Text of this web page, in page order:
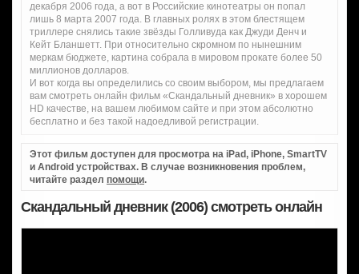
декабря 2006 года, а вот в Российские кинотеатры он попал
лишь 8 марта 2007 года. В главных ролях в этом блестящем
триллере снялись такие звёзды Голливуда как Джуди Денч и
Кейт Бланшетт. При относительно скромном по нынешним
меркам бюджете, картина собрала в мировом прокате более 50
миллионов долларов.
И вот когда вы определились со своим выбором, мы предлагаем
вам смотреть онлайн фильм «Скандальный дневник» в хорошем
HD качестве, на вашем любимом сайте и при этом абсолютно
бесплатно и без такой надоедливой регистрации.
Этот фильм доступен для просмотра на iPad, iPhone, SmartTV
и Android устройствах. В случае возникновения проблем,
читайте раздел помощи.
Скандальный дневник (2006) смотреть онлайн